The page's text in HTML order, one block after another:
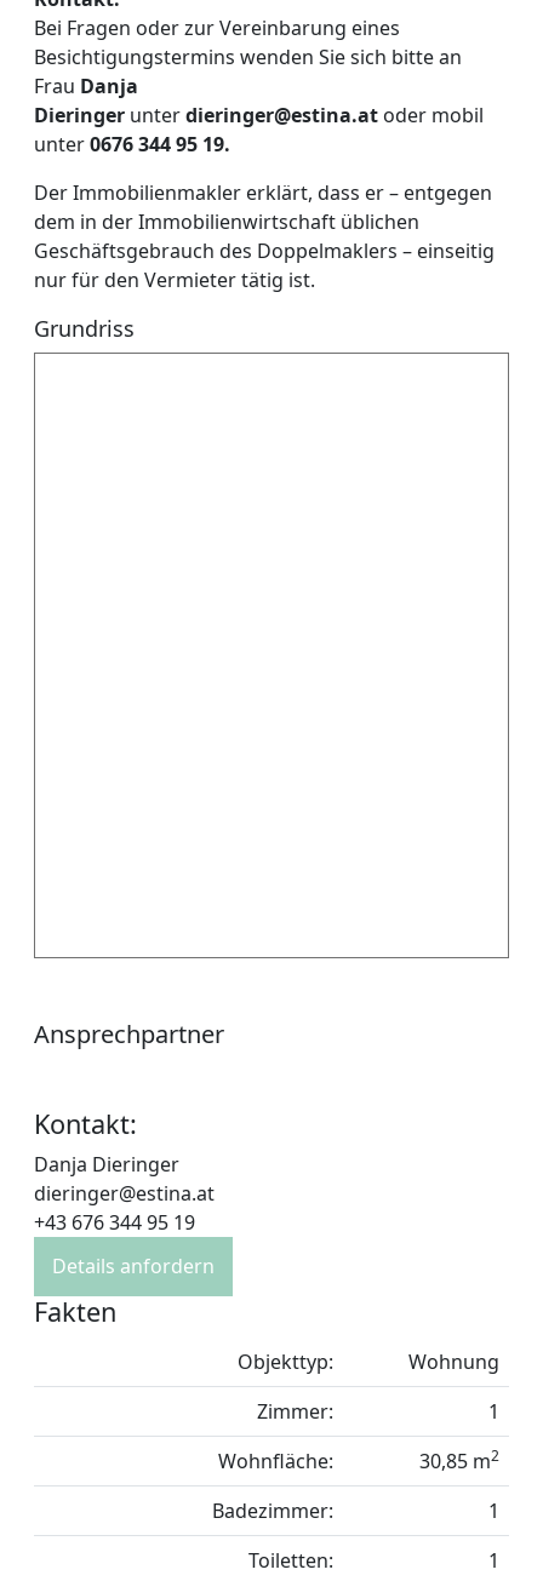
Bei Fragen oder zur Vereinbarung eines
Besichtigungstermins wenden Sie sich bitte an
Frau Danja
Dieringer unterdieringer@estina.at oder mobil
unter0676 344 95 19.
Der Immobilienmakler erklärt, dass er – entgegen
dem in der Immobilienwirtschaft üblichen
Geschäftsgebrauch des Doppelmaklers – einseitig
nur für den Vermieter tätig ist.
Grundriss
Ansprechpartner
Kontakt:
Danja Dieringer
dieringer@estina.at
+43 676 344 95 19
Details anfordern
Fakten
Objekttyp:
Wohnung
Zimmer:
1
Wohnfläche:
30,85 m2
Badezimmer:
1
Toiletten:
1